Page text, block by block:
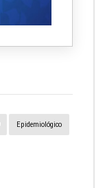
Epidemiológico